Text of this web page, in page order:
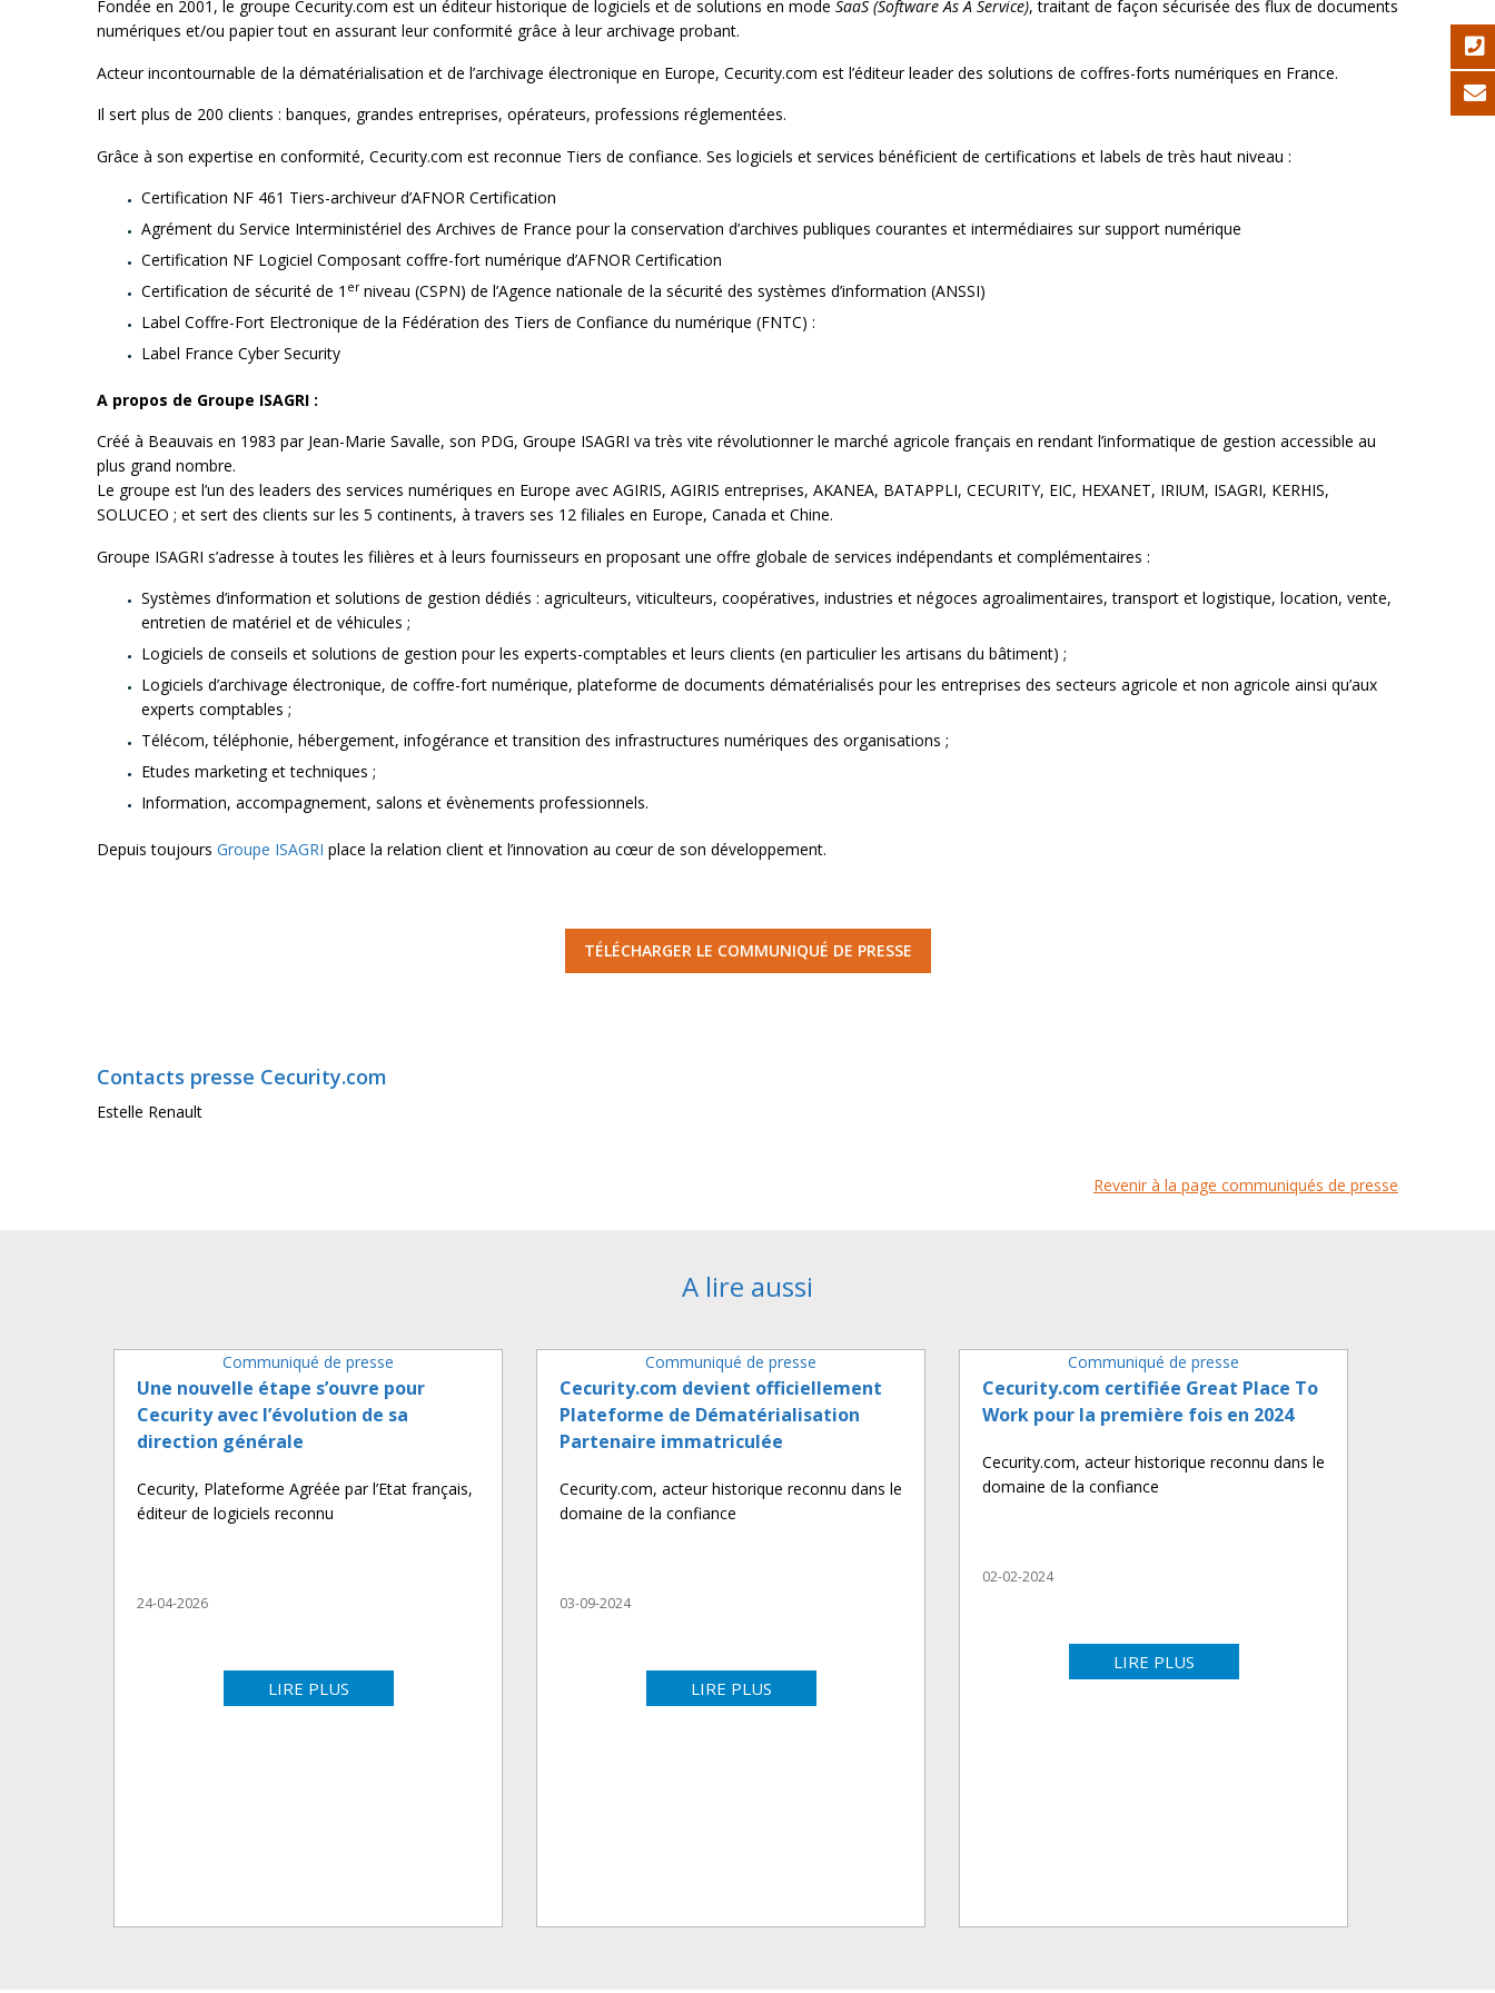
Fondée en 2001, le groupe Cecurity.com est un éditeur historique de logiciels et de solutions en mode SaaS (Software As A Service), traitant de façon sécurisée des flux de documents
numériques et/ou papier tout en assurant leur conformité grâce à leur archivage probant.
Acteur incontournable de la dématérialisation et de l’archivage électronique en Europe, Cecurity.com est l’éditeur leader des solutions de coffres-forts numériques en France.
Il sert plus de 200 clients : banques, grandes entreprises, opérateurs, professions réglementées.
Grâce à son expertise en conformité, Cecurity.com est reconnue Tiers de confiance. Ses logiciels et services bénéficient de certifications et labels de très haut niveau :
Certification NF 461 Tiers-archiveur d’AFNOR Certification
Agrément du Service Interministériel des Archives de France pour la conservation d’archives publiques courantes et intermédiaires sur support numérique
Certification NF Logiciel Composant coffre-fort numérique d’AFNOR Certification
Certification de sécurité de 1 erniveau (CSPN) de l’Agence nationale de la sécurité des systèmes d’information (ANSSI)
Label Coffre-Fort Electronique de la Fédération des Tiers de Confiance du numérique (FNTC) :
Label France Cyber Security
A propos de Groupe ISAGRI :
Créé à Beauvais en 1983 par Jean-Marie Savalle, son PDG, Groupe ISAGRI va très vite révolutionner le marché agricole français en rendant l’informatique de gestion accessible au
plus grand nombre.
Le groupe est l’un des leaders des services numériques en Europe avec AGIRIS, AGIRIS entreprises, AKANEA, BATAPPLI, CECURITY, EIC, HEXANET, IRIUM, ISAGRI, KERHIS,
SOLUCEO ; et sert des clients sur les 5 continents, à travers ses 12 filiales en Europe, Canada et Chine.
Groupe ISAGRI s’adresse à toutes les filières et à leurs fournisseurs en proposant une offre globale de services indépendants et complémentaires :
Systèmes d’information et solutions de gestion dédiés : agriculteurs, viticulteurs, coopératives, industries et négoces agroalimentaires, transport et logistique, location, vente,
entretien de matériel et de véhicules ;
Logiciels de conseils et solutions de gestion pour les experts-comptables et leurs clients (en particulier les artisans du bâtiment) ;
Logiciels d’archivage électronique, de coffre-fort numérique, plateforme de documents dématérialisés pour les entreprises des secteurs agricole et non agricole ainsi qu’aux
experts comptables ;
Télécom, téléphonie, hébergement, infogérance et transition des infrastructures numériques des organisations ;
Etudes marketing et techniques ;
Information, accompagnement, salons et évènements professionnels.
Depuis toujours Groupe ISAGRI place la relation client et l’innovation au cœur de son développement.
TÉLÉCHARGER LE COMMUNIQUÉ DE PRESSE
Contacts presse Cecurity.com
Estelle Renault
Revenir à la page communiqués de presse
A lire aussi
Communiqué de presse
Une nouvelle étape s’ouvre pour
Cecurity avec l’évolution de sa
direction générale
Cecurity, Plateforme Agréée par l’Etat français,
éditeur de logiciels reconnu
24-04-2026
LIRE PLUS
Communiqué de presse
Cecurity.com devient officiellement
Plateforme de Dématérialisation
Partenaire immatriculée
Cecurity.com, acteur historique reconnu dans le
domaine de la confiance
03-09-2024
LIRE PLUS
Communiqué de presse
Cecurity.com certifiée Great Place To
Work pour la première fois en 2024
Cecurity.com, acteur historique reconnu dans le
domaine de la confiance
02-02-2024
LIRE PLUS